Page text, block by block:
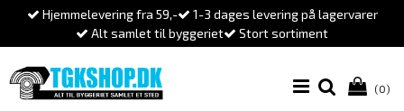
Hjemmelevering fra 59,-
1-3 dages levering på lagervarer
Alt samlet til byggeriet
Stort sortiment
(0)